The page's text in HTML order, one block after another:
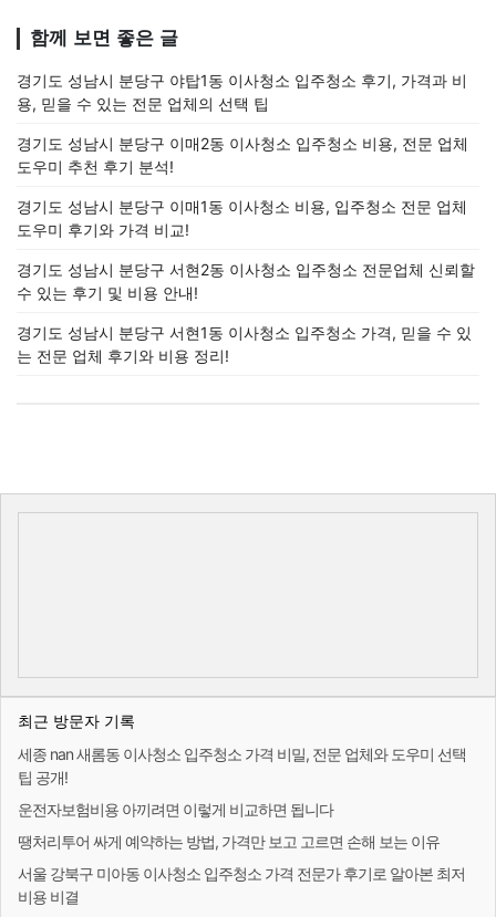
함께 보면 좋은 글
경기도 성남시 분당구 야탑1동 이사청소 입주청소 후기, 가격과 비
용, 믿을 수 있는 전문 업체의 선택 팁
경기도 성남시 분당구 이매2동 이사청소 입주청소 비용, 전문 업체
도우미 추천 후기 분석!
경기도 성남시 분당구 이매1동 이사청소 비용, 입주청소 전문 업체
도우미 후기와 가격 비교!
경기도 성남시 분당구 서현2동 이사청소 입주청소 전문업체 신뢰할
수 있는 후기 및 비용 안내!
경기도 성남시 분당구 서현1동 이사청소 입주청소 가격, 믿을 수 있
는 전문 업체 후기와 비용 정리!
최근 방문자 기록
세종 nan 새롬동 이사청소 입주청소 가격 비밀, 전문 업체와 도우미 선택
팁 공개!
운전자보험비용 아끼려면 이렇게 비교하면 됩니다
땡처리투어 싸게 예약하는 방법, 가격만 보고 고르면 손해 보는 이유
서울 강북구 미아동 이사청소 입주청소 가격 전문가 후기로 알아본 최저
비용 비결